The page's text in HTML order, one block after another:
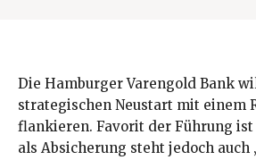
Die Hamburger Varengold Bank
strategischen Neustart mit einem
flankieren. Favorit der Führung ist
als Absicherung steht jedoch auch